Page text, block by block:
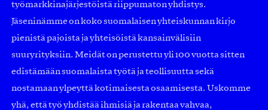
työmarkkinajärjestöistä riippumaton yhdistys.
Jäseninämme on koko suomalaisen yhteiskunnan kirjo
pienistä pajoista ja yhteisöistä kansainvälisiin
suuryrityksiin. Meidät on perustettu yli 100 vuotta sitten
edistämään suomalaista työtä ja teollisuutta sekä
nostamaan ylpeyttä kotimaisesta osaamisesta. Uskomme
yhä, että työ yhdistää ihmisiä ja rakentaa vahvaa,